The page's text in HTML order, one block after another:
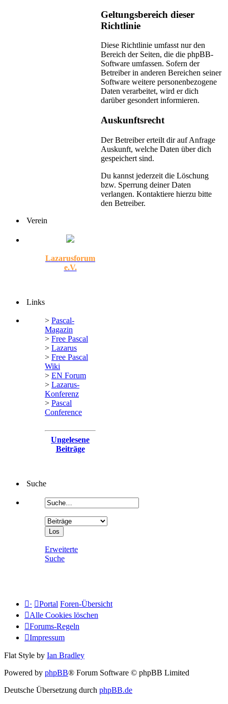
Geltungsbereich dieser
Richtlinie
Diese Richtlinie umfasst nur den
Bereich der Seiten, die die phpBB-
Software umfassen. Sofern der
Betreiber in anderen Bereichen seiner
Software weitere personenbezogene
Daten verarbeitet, wird er dich
darüber gesondert informieren.
Auskunftsrecht
Der Betreiber erteilt dir auf Anfrage
Auskunft, welche Daten über dich
gespeichert sind.
Du kannst jederzeit die Löschung
bzw. Sperrung deiner Daten
verlangen. Kontaktiere hierzu bitte
den Betreiber.
Verein
Lazarusforum
e.V.
Links
> Pascal-
Magazin
> Free Pascal
> Lazarus
> Free Pascal
Wiki
> EN Forum
> Lazarus-
Konferenz
> Pascal
Conference
Ungelesene
Beiträge
Suche
Erweiterte
Suche
· Portal Foren-Übersicht
Alle Cookies löschen
Forums-Regeln
Impressum
Flat Style by Ian Bradley
Powered by phpBB® Forum Software © phpBB Limited
Deutsche Übersetzung durch phpBB.de